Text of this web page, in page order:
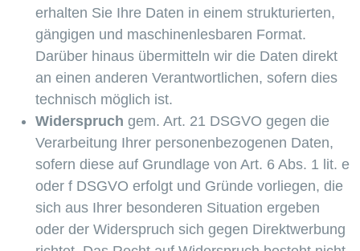
erhalten Sie Ihre Daten in einem strukturierten,
gängigen und maschinenlesbaren Format.
Darüber hinaus übermitteln wir die Daten direkt
an einen anderen Verantwortlichen, sofern dies
technisch möglich ist.
Widerspruch gem. Art. 21 DSGVO gegen die
Verarbeitung Ihrer personenbezogenen Daten,
sofern diese auf Grundlage von Art. 6 Abs. 1 lit. e
oder f DSGVO erfolgt und Gründe vorliegen, die
sich aus Ihrer besonderen Situation ergeben
oder der Widerspruch sich gegen Direktwerbung